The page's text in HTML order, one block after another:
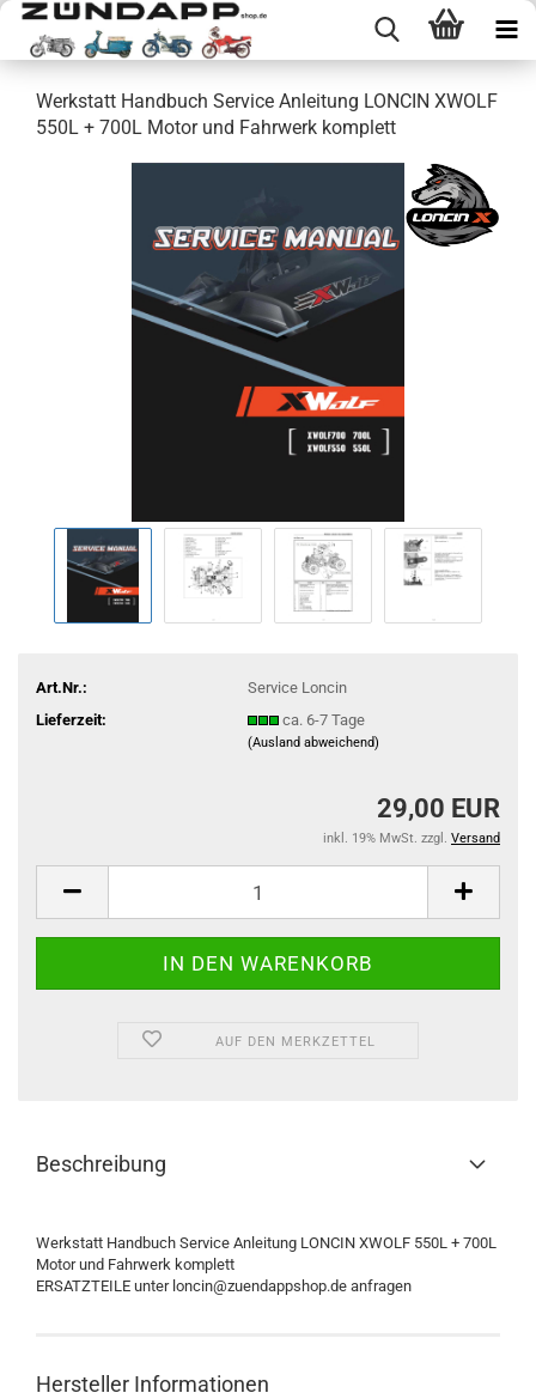
Werkstatt Handbuch Service Anleitung LONCIN XWOLF
550L + 700L Motor und Fahrwerk komplett
Art.Nr.:
Service Loncin
Lieferzeit:
ca. 6-7 Tage
(Ausland abweichend)
29,00 EUR
inkl. 19% MwSt. zzgl. Versand
AUF DEN MERKZETTEL
Beschreibung
Werkstatt Handbuch Service Anleitung LONCIN XWOLF 550L + 700L
Motor und Fahrwerk komplett
ERSATZTEILE unter loncin@zuendappshop.de anfragen
Hersteller Informationen